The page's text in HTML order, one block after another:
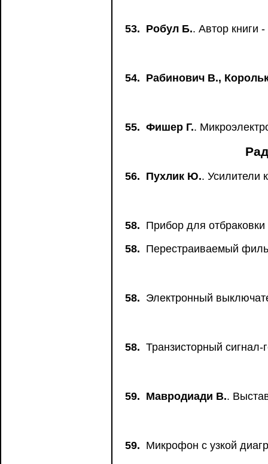
53. Робул Б.. Автор книги
54. Рабинович В.,
55. Фишер Г..
56. Пухлик Ю.. Усилители
58. Прибор для
58. Перестраиваемый
58. Электронный
58. Транзисторный
59. Мавродиади В..
59. Микрофон с узкой